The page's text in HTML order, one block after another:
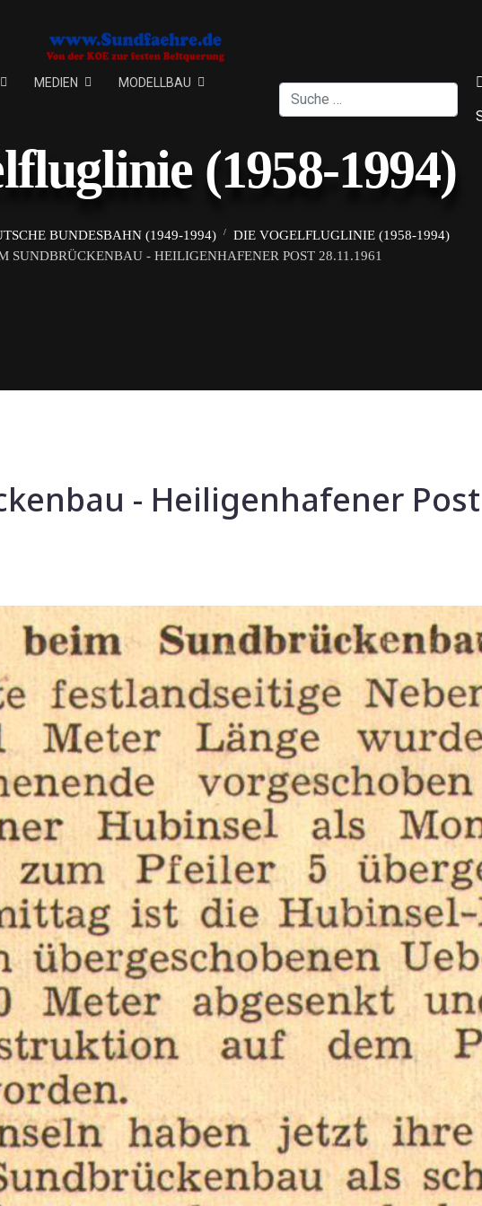
MEDIEN MODELLBAU
Suchen
(1958-1994)
BUNDESBAHN (1949-1994)
DIE VOGELFLUGLINIE (1958-1994)
SUNDBRÜCKENBAU - HEILIGENHAFENER POST 28.11.1961
- Heiligenhafener Post